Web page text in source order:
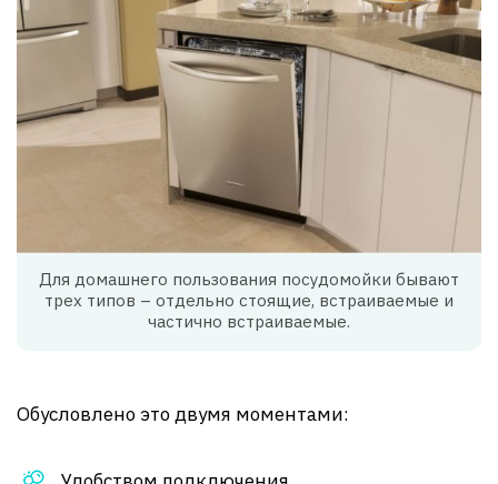
Для домашнего пользования посудомойки бывают
трех типов – отдельно стоящие, встраиваемые и
частично встраиваемые.
Обусловлено это двумя моментами: